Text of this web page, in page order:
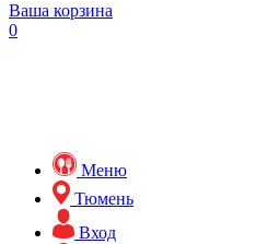
Ваша корзина
0
Меню
Тюмень
Вход